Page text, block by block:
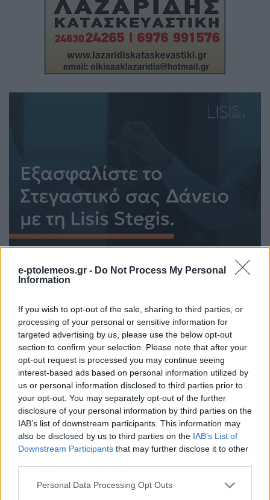
e-ptolemeos.gr - Do Not Process My Personal
Information
If you wish to opt-out of the sale, sharing to third parties, or
processing of your personal or sensitive information for
targeted advertising by us, please use the below opt-out
section to confirm your selection. Please note that after your
opt-out request is processed you may continue seeing
interest-based ads based on personal information utilized by
us or personal information disclosed to third parties prior to
your opt-out. You may separately opt-out of the further
disclosure of your personal information by third parties on the
IAB’s list of downstream participants. This information may
also be disclosed by us to third parties on the IAB’s List of
Downstream Participants that may further disclose it to other
Please note that this website/app uses one or more Google
Personal Data Processing Opt Outs
ΚΟΙΝΩΝΊΑ
Προήχθη σε Αστυνομικό Υποδιευθυντή ο
Διοικητής της Τροχαίας Πτολεμαΐδας Σπύρος
Τάσιος